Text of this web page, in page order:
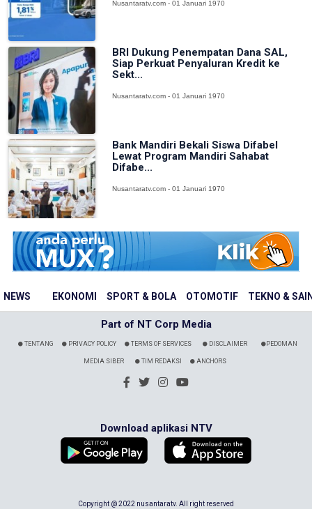
NEWS EKONOMI SPORT & BOLA OTOMOTIF TEKNO &
Nusantaratv.com - 01 Januari 1970
BRI Dukung Penempatan Dana SAL,
Siap Perkuat Penyaluran Kredit ke
Sekt...
Nusantaratv.com - 01 Januari 1970
Bank Mandiri Bekali Siswa Difabel
Lewat Program Mandiri Sahabat
Difabe...
Nusantaratv.com - 01 Januari 1970
Part of NT Corp Media
TENTANG PRIVACY POLICY TERMS OF SERVICES DISCLAIMER PEDOMAN
MEDIA SIBER TIM REDAKSI ANCHORS
Download aplikasi NTV
Copyright @ 2022 nusantaratv. All right reserved